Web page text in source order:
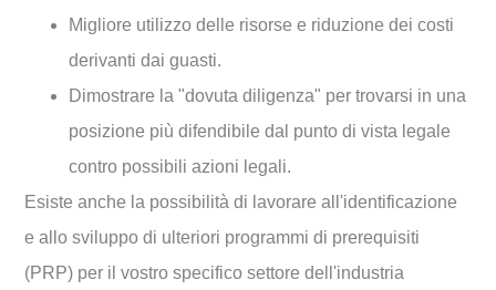
Migliore utilizzo delle risorse e riduzione dei costi
derivanti dai guasti.
Dimostrare la "dovuta diligenza" per trovarsi in una
posizione più difendibile dal punto di vista legale
contro possibili azioni legali.
Esiste anche la possibilità di lavorare all'identificazione
e allo sviluppo di ulteriori programmi di prerequisiti
(PRP) per il vostro specifico settore dell'industria